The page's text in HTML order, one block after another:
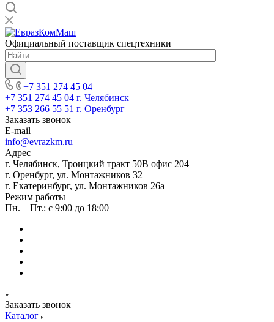
Официальный поставщик спецтехники
+7 351 274 45 04
+7 351 274 45 04 г. Челябинск
+7 353 266 55 51 г. Оренбург
Заказать звонок
E-mail
info@evrazkm.ru
Адрес
г. Челябинск, Троицкий тракт 50В офис 204
г. Оренбург, ул. Монтажников 32
г. Екатеринбург, ул. Монтажников 26а
Режим работы
Пн. – Пт.: с 9:00 до 18:00
Заказать звонок
Каталог